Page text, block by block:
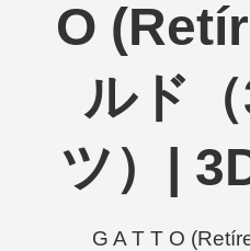
O
ルド
ツ）|
G A T T O